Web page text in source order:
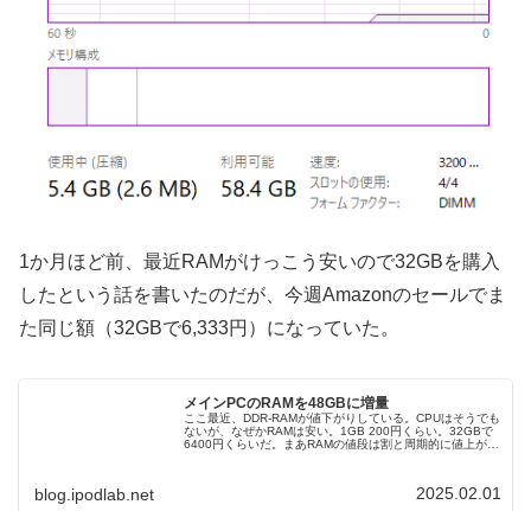
1か月ほど前、最近RAMがけっこう安いので32GBを購入
したという話を書いたのだが、今週Amazonのセールでま
た同じ額（32GBで6,333円）になっていた。
メインPCのRAMを48GBに増量
ここ最近、DDR-RAMが値下がりしている。CPUはそうでも
ないが、なぜかRAMは安い。1GB 200円くらい。32GBで
6400円くらいだ。まあRAMの値段は割と周期的に値上がり
blog.ipodlab.net 2025.02.01